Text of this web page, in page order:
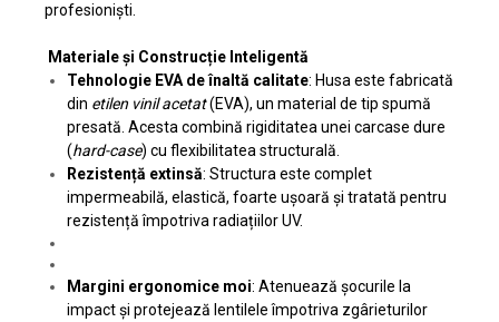
profesioniști.
Materiale și Construcție Inteligentă
Tehnologie EVA de înaltă calitate: Husa este fabricată
din etilen vinil acetat(EVA), un material de tip spumă
presată. Acesta combină rigiditatea unei carcase dure
(hard-case) cu flexibilitatea structurală.
Rezistență extinsă: Structura este complet
impermeabilă, elastică, foarte ușoară și tratată pentru
rezistență împotriva radiațiilor UV.
Margini ergonomice moi: Atenuează șocurile la
impact și protejează lentilele împotriva zgârieturilor